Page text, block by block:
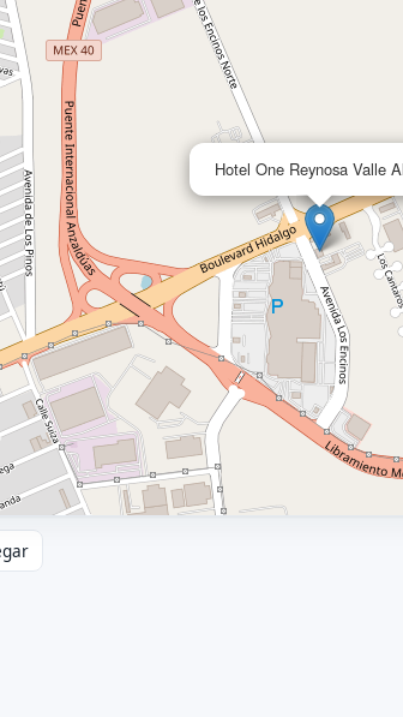
Hotel One Reynosa Valle